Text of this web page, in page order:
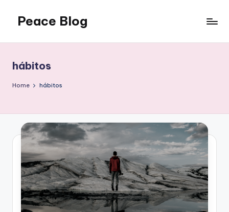
content
Peace Blog
Peace
Like
This
hábitos
Home hábitos